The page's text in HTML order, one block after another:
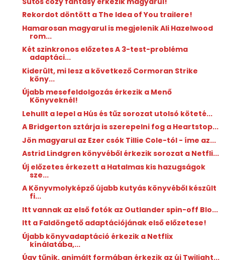
Rekordot döntött a The Idea of You trailere!
Hamarosan magyarul is megjelenik Ali Hazelwood
rom...
Két szinkronos előzetes A 3-test-probléma
adaptáci...
Kiderült, mi lesz a következő Cormoran Strike
köny...
Újabb mesefeldolgozás érkezik a Menő
Könyveknél!
Lehullt a lepel a Hús és tűz sorozat utolsó köteté...
A Bridgerton sztárja is szerepelni fog a Heartstop...
Jön magyarul az Ezer csók Tillie Cole-tól - íme az...
Astrid Lindgren könyvéből érkezik sorozat a Netfli...
Új előzetes érkezett a Hatalmas kis hazugságok
sze...
A Könyvmolyképző újabb kutyás könyvéből készült
fi...
Itt vannak az első fotók az Outlander spin-off Blo...
Itt a Faldöngető adaptációjának első előzetese!
Újabb könyvadaptáció érkezik a Netflix
kínálatába,...
Úgy tűnik, animált formában érkezik az új Twilight...